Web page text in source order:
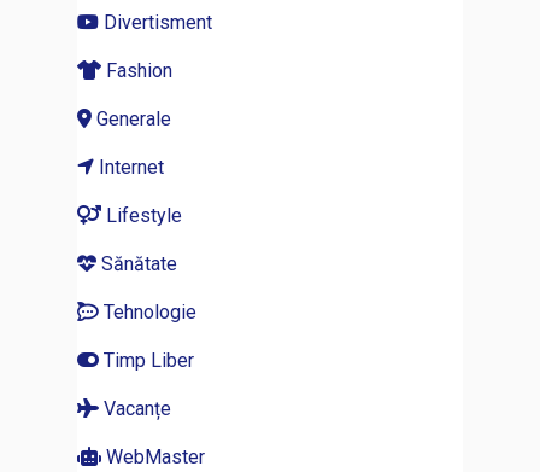
Divertisment
Fashion
Generale
Internet
Lifestyle
Sănătate
Tehnologie
Timp Liber
Vacanțe
WebMaster